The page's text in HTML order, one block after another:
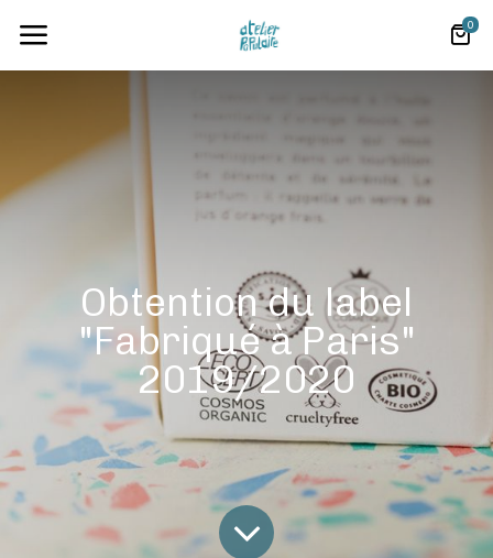
0
Obtention du label
"Fabriqué à Paris"
2019/2020